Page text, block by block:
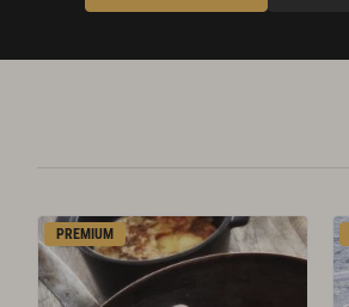
PREMIUM